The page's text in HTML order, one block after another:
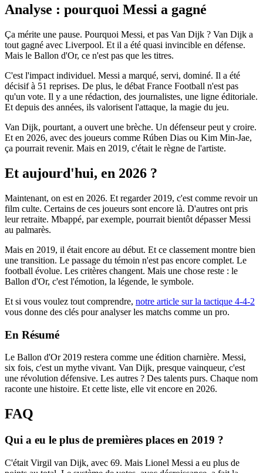
Analyse : pourquoi Messi a gagné
Ça mérite une pause. Pourquoi Messi, et pas Van Dijk ? Van Dijk a
tout gagné avec Liverpool. Et il a été quasi invincible en défense.
Mais le Ballon d'Or, ce n'est pas que les titres.
C'est l'impact individuel. Messi a marqué, servi, dominé. Il a été
décisif à 51 reprises. De plus, le débat France Football n'est pas
qu'un vote. Il y a une rédaction, des journalistes, une ligne éditoriale.
Et depuis des années, ils valorisent l'attaque, la magie du jeu.
Van Dijk, pourtant, a ouvert une brèche. Un défenseur peut y croire.
Et en 2026, avec des joueurs comme Rúben Dias ou Kim Min-Jae,
ça pourrait revenir. Mais en 2019, c'était le règne de l'artiste.
Et aujourd'hui, en 2026 ?
Maintenant, on est en 2026. Et regarder 2019, c'est comme revoir un
film culte. Certains de ces joueurs sont encore là. D'autres ont pris
leur retraite. Mbappé, par exemple, pourrait bientôt dépasser Messi
au palmarès.
Mais en 2019, il était encore au début. Et ce classement montre bien
une transition. Le passage du témoin n'est pas encore complet. Le
football évolue. Les critères changent. Mais une chose reste : le
Ballon d'Or, c'est l'émotion, la légende, le symbole.
Et si vous voulez tout comprendre, notre article sur la tactique 4-4-2
vous donne des clés pour analyser les matchs comme un pro.
En Résumé
Le Ballon d'Or 2019 restera comme une édition charnière. Messi,
six fois, c'est un mythe vivant. Van Dijk, presque vainqueur, c'est
une révolution défensive. Les autres ? Des talents purs. Chaque nom
raconte une histoire. Et cette liste, elle vit encore en 2026.
FAQ
Qui a eu le plus de premières places en 2019 ?
C'était Virgil van Dijk, avec 69. Mais Lionel Messi a eu plus de